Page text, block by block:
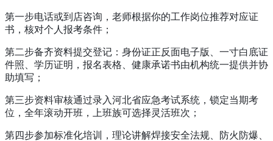
第一步电话或到店咨询，老师根据你的工作岗位推荐对应证
书，核对个人报考条件；
第二步备齐资料提交登记：身份证正反面电子版、一寸白底证
件照、学历证明，报名表格、健康承诺书由机构统一提供并协
助填写；
第三步资料审核通过录入河北省应急考试系统，锁定当期考
位，全年滚动开班，上班族可选择灵活班次；
第四步参加标准化培训，理论讲解焊接安全法规、防火防爆、